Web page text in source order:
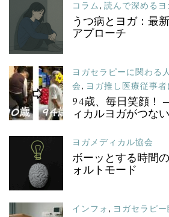
コラム, 読んで深めるヨ
うつ病とヨガ：最
アプローチ
ヨガセラピーに関わる
会, ヨガ推し医療従事者
94歳、毎日笑顔！
ィカルヨガがつな
ヨガメディカル協会
ボーッとする時間
ォルトモード
インフォ , ヨガセラピ